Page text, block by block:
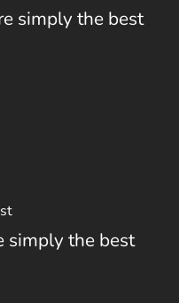
simply the best
simply the best